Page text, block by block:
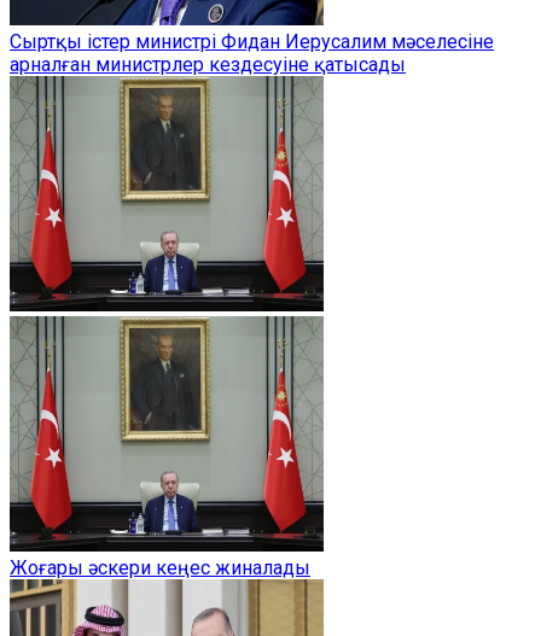
Сыртқы істер министрі Фидан Иерусалим мәселесіне
арналған министрлер кездесуіне қатысады
Жоғары әскери кеңес жиналады